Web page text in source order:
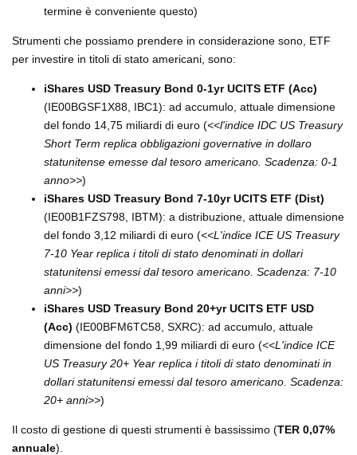
termine è conveniente questo)
Strumenti che possiamo prendere in considerazione sono, ETF
per investire in titoli di stato americani, sono:
iShares USD Treasury Bond 0-1yr UCITS ETF (Acc)
(IE00BGSF1X88, IBC1): ad accumulo, attuale dimensione
del fondo 14,75 miliardi di euro (<<l'indice IDC US Treasury
Short Term replica obbligazioni governative in dollaro
statunitense emesse dal tesoro americano. Scadenza: 0-1
anno>>)
iShares USD Treasury Bond 7-10yr UCITS ETF (Dist)
(IE00B1FZS798, IBTM): a distribuzione, attuale dimensione
del fondo 3,12 miliardi di euro (<<L'indice ICE US Treasury
7-10 Year replica i titoli di stato denominati in dollari
statunitensi emessi dal tesoro americano. Scadenza: 7-10
anni>>)
iShares USD Treasury Bond 20+yr UCITS ETF USD
(Acc) (IE00BFM6TC58, SXRC): ad accumulo, attuale
dimensione del fondo 1,99 miliardi di euro (<<L'indice ICE
US Treasury 20+ Year replica i titoli di stato denominati in
dollari statunitensi emessi dal tesoro americano. Scadenza:
20+ anni>>)
Il costo di gestione di questi strumenti è bassissimo (TER 0,07%
annuale).